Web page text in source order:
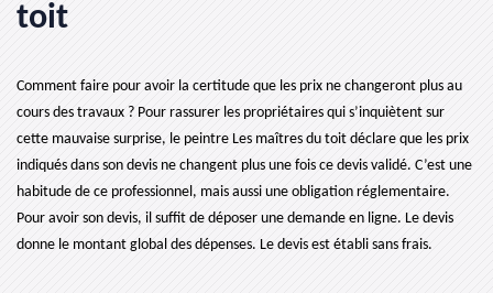
toit
Comment faire pour avoir la certitude que les prix ne changeront plus au
cours des travaux ? Pour rassurer les propriétaires qui s’inquiètent sur
cette mauvaise surprise, le peintre Les maîtres du toit déclare que les prix
indiqués dans son devis ne changent plus une fois ce devis validé. C’est une
habitude de ce professionnel, mais aussi une obligation réglementaire.
Pour avoir son devis, il suffit de déposer une demande en ligne. Le devis
donne le montant global des dépenses. Le devis est établi sans frais.